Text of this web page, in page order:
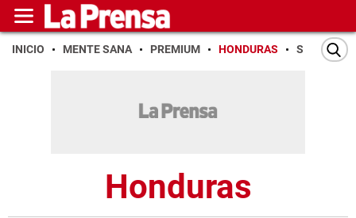
INICIO MENTE SANA PREMIUM HONDURAS SAN PEDRO
Honduras